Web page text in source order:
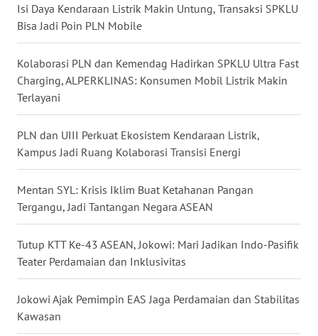
Isi Daya Kendaraan Listrik Makin Untung, Transaksi SPKLU
Bisa Jadi Poin PLN Mobile
Kolaborasi PLN dan Kemendag Hadirkan SPKLU Ultra Fast
Charging, ALPERKLINAS: Konsumen Mobil Listrik Makin
Terlayani
PLN dan UIII Perkuat Ekosistem Kendaraan Listrik,
Kampus Jadi Ruang Kolaborasi Transisi Energi
Mentan SYL: Krisis Iklim Buat Ketahanan Pangan
Tergangu, Jadi Tantangan Negara ASEAN
Tutup KTT Ke-43 ASEAN, Jokowi: Mari Jadikan Indo-Pasifik
Teater Perdamaian dan Inklusivitas
Jokowi Ajak Pemimpin EAS Jaga Perdamaian dan Stabilitas
Kawasan
WN
SIMALUNGUN
WN
LABUHANBATU
WN
TAPANULI
TENGAH
WN DELI
WN